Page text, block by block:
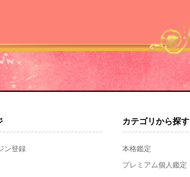
ン登録
カテゴリから探す
本格鑑定
プレミアム個人鑑定